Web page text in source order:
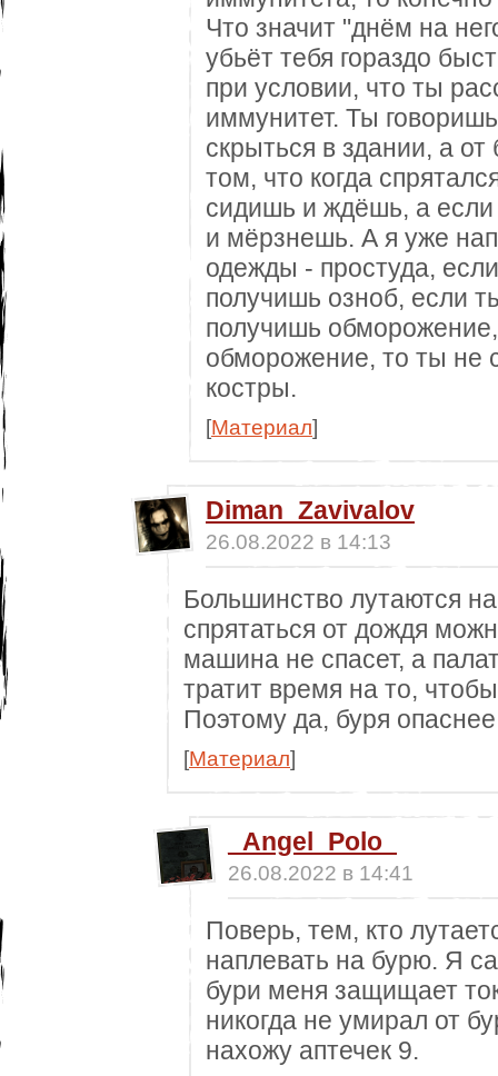
Что значит "днём на
убьёт тебя гораздо
при условии, что ты
иммунитет. Ты
скрыться в здании, а
том, что когда
сидишь и ждёшь, а
и мёрзнешь. А я уже
одежды - простуда,
получишь озноб, если
получишь
обморожение, то ты не
костры.
[Материал]
Diman_Zavivalov
26.08.2022 в 14:13
Большинство лутаются
спрятаться от дождя
машина не спасет, а
тратит время на то,
Поэтому да, буря
[Материал]
_Angel_Polo_
26.08.2022 в 14:41
Поверь, тем, кто
наплевать на бурю. Я
бури меня защищает
никогда не умирал от
нахожу аптечек 9.